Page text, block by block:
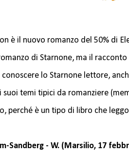
è il nuovo romanzo del 50% di
di Starnone, ma il
conoscere lo Starnone lettore,
suoi temi tipici da romanziere
perché è un tipo di libro che
Sandberg - W. (Marsilio, 17